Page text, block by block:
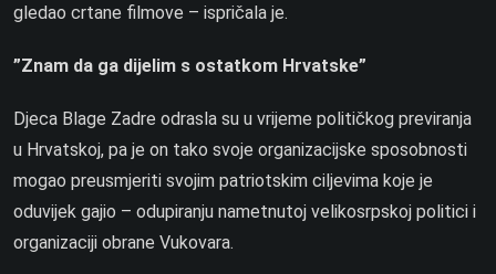
gledao crtane filmove – ispričala je.
”Znam da ga dijelim s ostatkom Hrvatske”
Djeca Blage Zadre odrasla su u vrijeme političkog previranja
u Hrvatskoj, pa je on tako svoje organizacijske sposobnosti
mogao preusmjeriti svojim patriotskim ciljevima koje je
oduvijek gajio – odupiranju nametnutoj velikosrpskoj politici i
organizaciji obrane Vukovara.